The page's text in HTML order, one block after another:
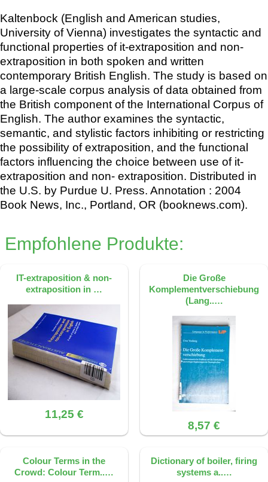
Kaltenbock (English and American studies,
University of Vienna) investigates the syntactic and
functional properties of it-extraposition and non-
extraposition in both spoken and written
contemporary British English. The study is based on
a large-scale corpus analysis of data obtained from
the British component of the International Corpus of
English. The author examines the syntactic,
semantic, and stylistic factors inhibiting or restricting
the possibility of extraposition, and the functional
factors influencing the choice between use of it-
extraposition and non- extraposition. Distributed in
the U.S. by Purdue U. Press. Annotation : 2004
Book News, Inc., Portland, OR (booknews.com).
Empfohlene Produkte:
IT-extraposition & non-
extraposition in …
11,25 €
Die Große
Komplementverschiebung
(Lang..…
8,57 €
Colour Terms in the
Crowd: Colour Term..…
Dictionary of boiler, firing
systems a..…